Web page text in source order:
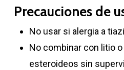
Precauciones de
No usar si alergia a
No combinar con litio
esteroideos sin